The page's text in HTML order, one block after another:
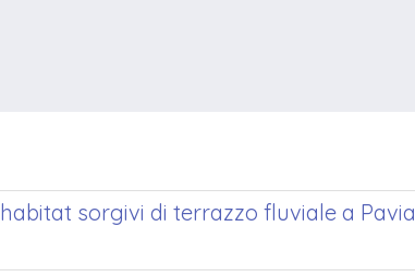
sorgivi di terrazzo fluviale a Pavia